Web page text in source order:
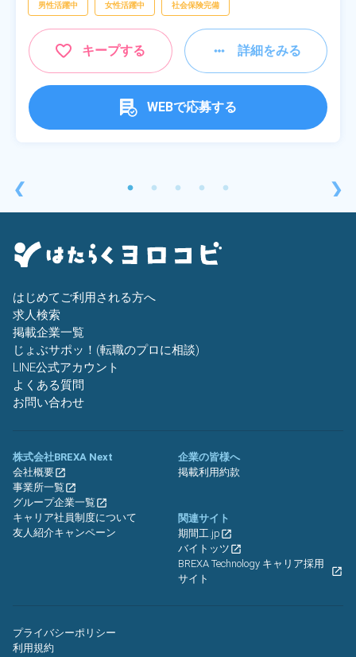
❮
男性活躍中 女性活躍中 社会保険完備
キープする 詳細をみる
WEBで応募する
❯
はじめてご利用される方へ
求人検索
掲載企業一覧
じょぶサポッ！(転職のプロに相談)
LINE公式アカウント
よくある質問
お問い合わせ
株式会社BREXA Next
会社概要
事業所一覧
グループ企業一覧
キャリア社員制度について
友人紹介キャンペーン
企業の皆様へ
掲載利用約款
関連サイト
期間工.jp
バイトッツ
BREXA Technology キャリア採用
サイト
プライバシーポリシー
利用規約